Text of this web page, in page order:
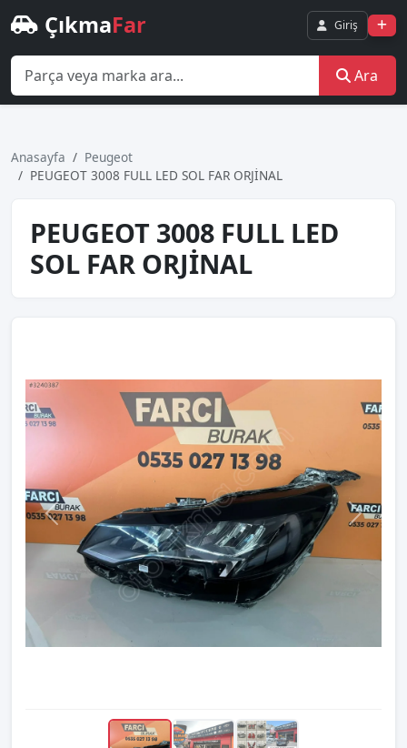
ÇıkmaFar Giriş
Ara
Anasayfa
Peugeot
PEUGEOT 3008 FULL LED SOL FAR ORJİNAL
PEUGEOT 3008 FULL LED
SOL FAR ORJİNAL